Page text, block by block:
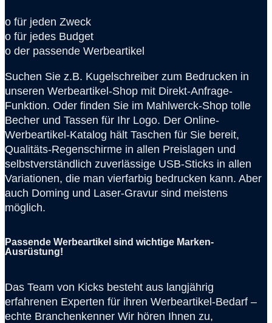
o für jeden Zweck
o für jedes Budget
o der passende Werbeartikel
Suchen Sie z.B. Kugelschreiber zum Bedrucken in
unseren Werbeartikel-Shop mit Direkt-Anfrage-
Funktion. Oder finden Sie im Mahlwerck-Shop tolle
Becher und Tassen für Ihr Logo. Der Online-
Werbeartikel-Katalog hält Taschen für Sie bereit,
Qualitäts-Regenschirme in allen Preislagen und
selbstverständlich zuverlässige USB-Sticks in allen
Variationen, die man vierfarbig bedrucken kann. Aber
auch Doming und Laser-Gravur sind meistens
möglich.
Passende Werbeartikel sind wichtige Marken-
Ausrüstung!
Das Team von Kicks besteht aus langjährig
erfahrenen Experten für ihren Werbeartikel-Bedarf –
echte Branchenkenner Wir hören Ihnen zu,